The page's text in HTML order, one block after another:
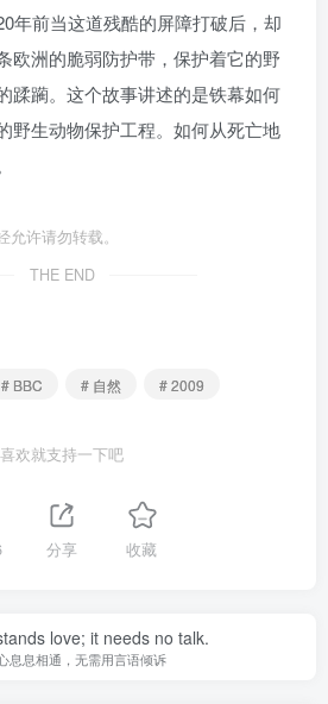
年前当这道残酷的屏障打破后，却
欧洲的脆弱防护带，保护着它的野
蹂躏。这个故事讲述的是铁幕如何
野生动物保护工程。如何从死亡地
许请勿转载。
THE END
# BBC # 自然 # 2009
喜欢就支持一下吧
分享 收藏
love; it needs no talk.
息息相通，无需用言语倾诉